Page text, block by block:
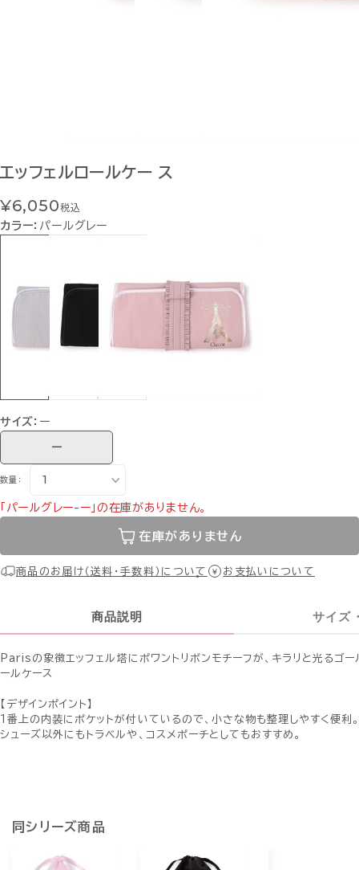
エッフェルロールケー ス
¥6,050税込
カラー： パールグレー
サイズ： ー
ー
数量：
「パールグレー-ー」の在庫がありません。
在庫がありません
商品のお届け（送料・手数料）について お支払いについて
商品説明 サイズ
Parisの象徴エッフェル塔にポワントリボンモチーフが、キラリと光るゴー
ールケース
【デザインポイント】
1番上の内装にポケットが付いているので、小さな物も整理しやすく便利
シューズ以外にもトラベルや、コスメポーチとしてもおすすめ。
同シリーズ商品